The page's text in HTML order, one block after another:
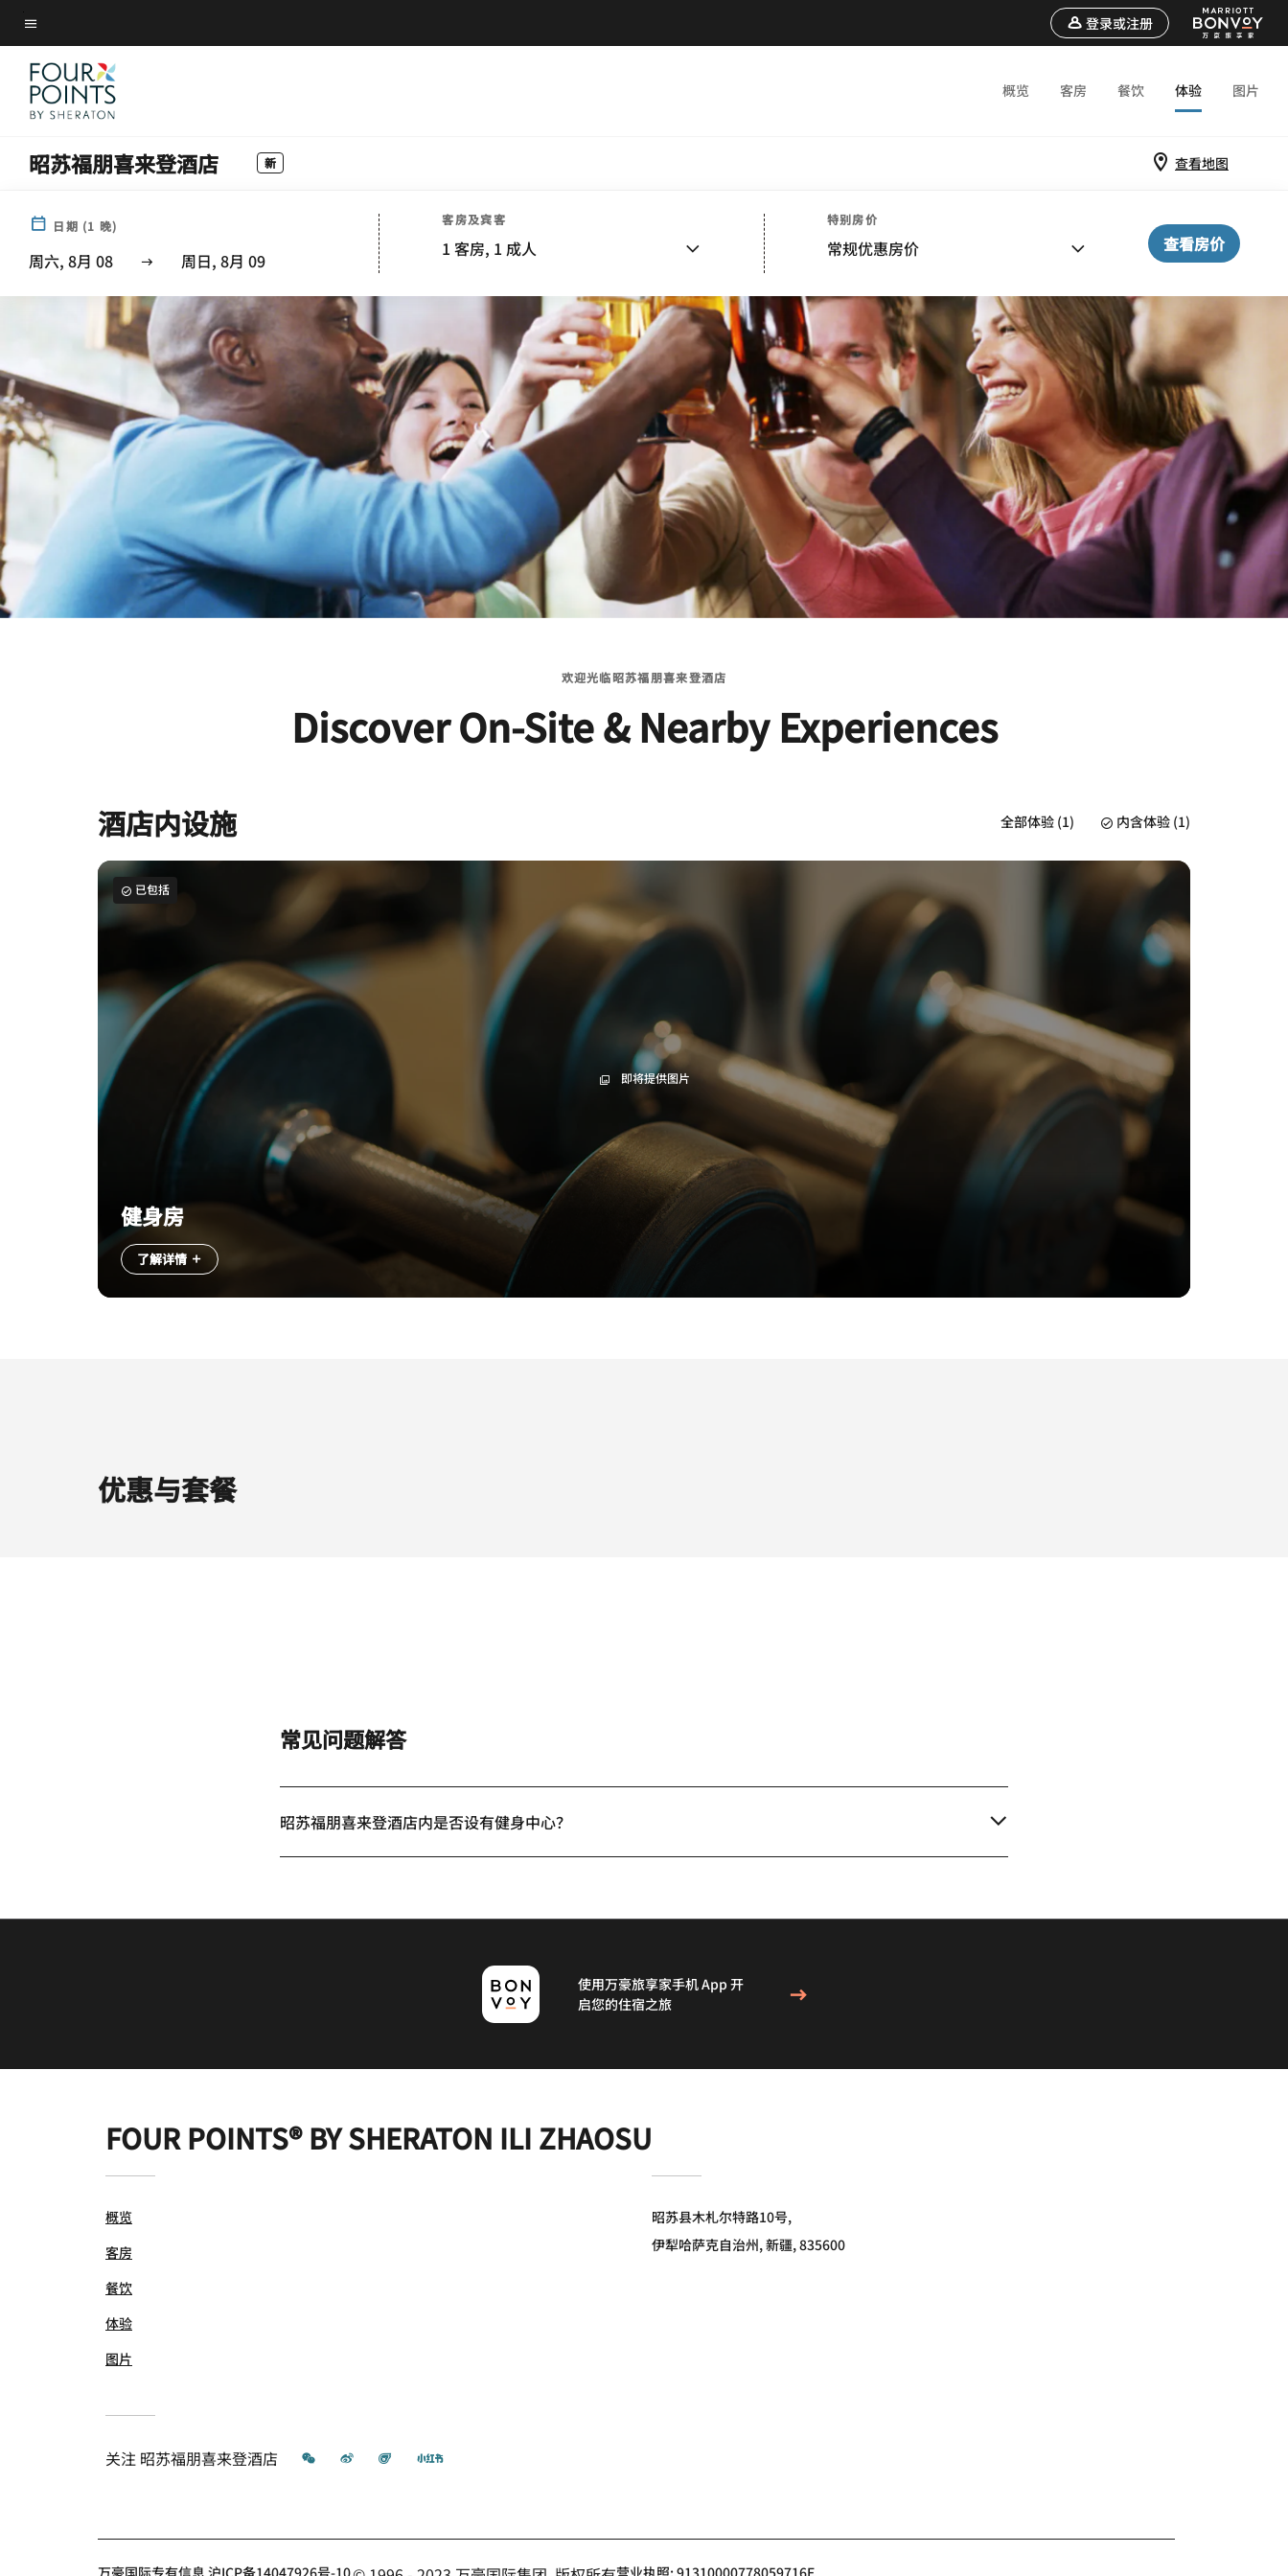
Skip
to
main
content
菜单文本
登录或注册
概览 客房 餐饮 体验 图片
昭苏福朋喜来登酒店 新 查看地图
日期 (1 晚)
周六, 8月 08 周日, 8月 09
客房及宾客
1 客房, 1 成人
特别房价
常规优惠房价 查看房价
欢迎光临昭苏福朋喜来登酒店
Discover On-Site & Nearby Experiences
酒店内设施 全部体验 (1) 内含体验 (1)
即将提供图片
已包括
健身房
了解详情
优惠与套餐
常见问题解答
昭苏福朋喜来登酒店内是否设有健身中心？
使用万豪旅享家手机 App 开
启您的住宿之旅
FOUR POINTS® BY SHERATON ILI ZHAOSU
概览
客房
餐饮
体验
图片
昭苏县木札尔特路10号,
伊犁哈萨克自治州, 新疆, 835600
关注 昭苏福朋喜来登酒店 微信 微博 飞猪 小红书
万豪国际专有信息 沪ICP备14047926号-10
营业执照: 91310000778059716E